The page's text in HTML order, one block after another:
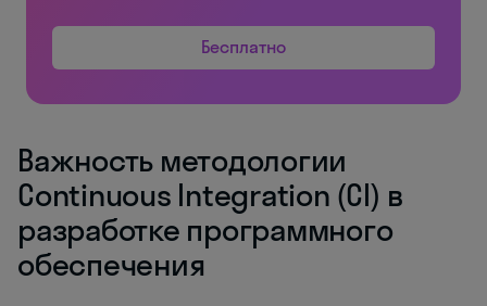
Бесплатно
Важность методологии
Continuous Integration (CI) в
разработке программного
обеспечения